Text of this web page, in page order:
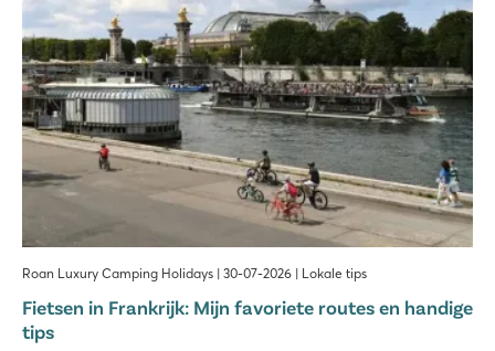
Roan Luxury Camping Holidays | 30-07-2026 | Lokale tips
Fietsen in Frankrijk: Mijn favoriete routes en handige
tips